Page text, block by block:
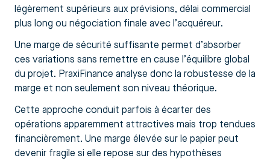
légèrement supérieurs aux prévisions, délai commercial
plus long ou négociation finale avec l’acquéreur.
Une marge de sécurité suffisante permet d’absorber
ces variations sans remettre en cause l’équilibre global
du projet. PraxiFinance analyse donc la robustesse de la
marge et non seulement son niveau théorique.
Cette approche conduit parfois à écarter des
opérations apparemment attractives mais trop tendues
financièrement. Une marge élevée sur le papier peut
devenir fragile si elle repose sur des hypothèses